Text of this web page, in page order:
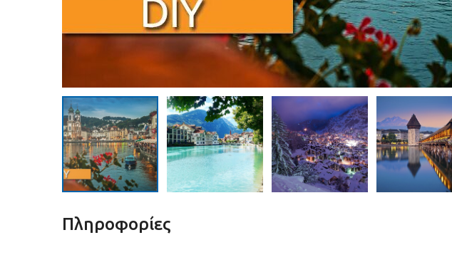
Πληροφορίες